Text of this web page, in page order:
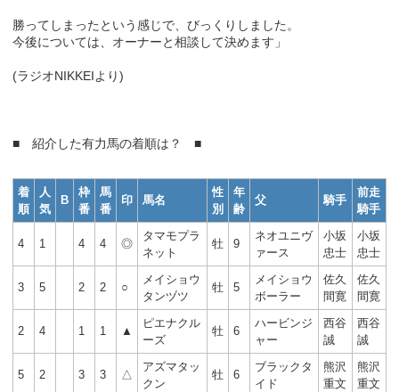
勝ってしまったという感じで、びっくりしました。
今後については、オーナーと相談して決めます」
(ラジオNIKKEIより)
■ 紹介した有力馬の着順は？ ■
着
順
人
気
B
枠
番
馬
番
印 馬名
性
別
年
齢
父 騎手
前走
騎手
4 1 4 4 ◎
タマモプラ
ネット
牡 9
ネオユニヴ
ァース
小坂
忠士
小坂
忠士
3 5 2 2 ○
メイショウ
タンヅツ
牡 5
メイショウ
ボーラー
佐久
間寛
佐久
間寛
2 4 1 1 ▲
ピエナクル
ーズ
牡 6
ハービンジ
ャー
西谷
誠
西谷
誠
5 2 3 3 △
アズマタッ
クン
牡 6
ブラックタ
イド
熊沢
重文
熊沢
重文